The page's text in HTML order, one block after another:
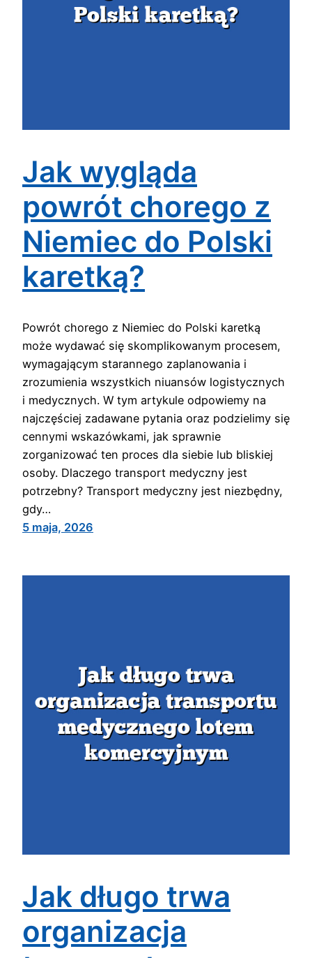
Jak wygląda
powrót chorego z
Niemiec do Polski
karetką?
Powrót chorego z Niemiec do Polski karetką
może wydawać się skomplikowanym procesem,
wymagającym starannego zaplanowania i
zrozumienia wszystkich niuansów logistycznych
i medycznych. W tym artykule odpowiemy na
najczęściej zadawane pytania oraz podzielimy się
cennymi wskazówkami, jak sprawnie
zorganizować ten proces dla siebie lub bliskiej
osoby. Dlaczego transport medyczny jest
potrzebny? Transport medyczny jest niezbędny,
gdy…
5 maja, 2026
Jak długo trwa
organizacja